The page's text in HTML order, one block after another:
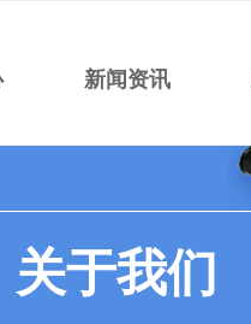
新闻资讯
关于我们